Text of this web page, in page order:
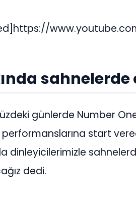
sahnelerde
günlerde Number
start
dinleyicilerimizle
dedi.